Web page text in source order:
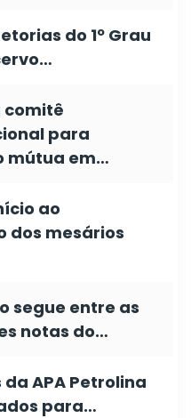
do 1º Grau
comitê
para
mútua em…
ao
dos mesários
segue entre as
notas do…
APA Petrolina
para…